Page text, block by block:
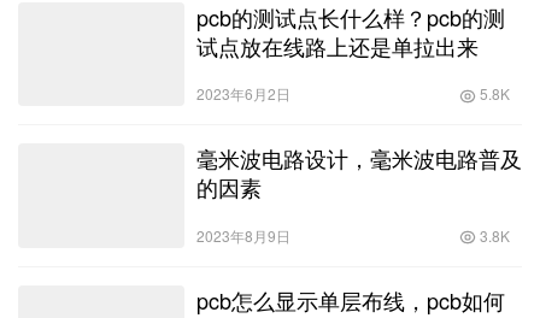
pcb的测试点长什么样？pcb的测
试点放在线路上还是单拉出来
2023年6月2日 5.8K
毫米波电路设计，毫米波电路普及
的因素
2023年8月9日 3.8K
pcb怎么显示单层布线，pcb如何